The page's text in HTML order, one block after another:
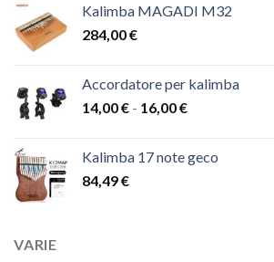
da
48,00 €
Kalimba MAGADI M32
284,00€
Accordatore per kalimba
14,00€ - 16,00€Fascia
da
Kalimba 17 note geco
84,49€
VARIE